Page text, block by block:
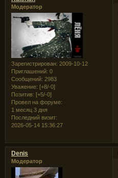
Модератор
Зарегистрирован: 2009-10-12
Приглашений: 0
Сообщений: 2983
Уважение: [+8/-0]
Позитив: [+5/-0]
Провел на форуме:
1 месяц 3 дня
Последний визит:
2026-05-14 15:36:27
Denis
Модератор